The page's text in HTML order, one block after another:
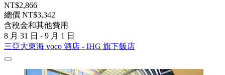
NT$2,866
總價 NT$3,342
含稅金和其他費用
8 月 31 日 - 9 月 1 日
三亞大東海 voco 酒店 - IHG 旗下飯店